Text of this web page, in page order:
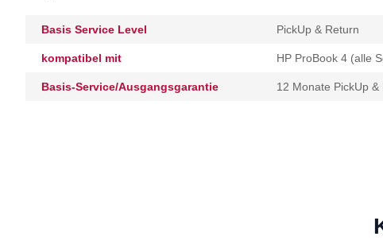
Basis Service Level PickUp & Return
kompatibel mit HP ProBook 4 (alle
Basis-Service/Ausgangsgarantie 12 Monate PickUp &